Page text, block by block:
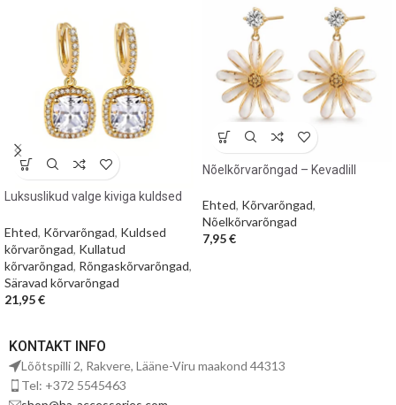
Luksuslikud valge kiviga kuldsed
Ehted, Kõrvarõngad, Kuldsed
kõrvarõngad, Kullatud
kõrvarõngad, Rõngaskõrvarõngad,
Säravad kõrvarõngad
21,95€
Nõelkõrvarõngad – Kevadlill
Ehted, Kõrvarõngad,
Nõelkõrvarõngad
7,95€
KONTAKT INFO
Lõõtspilli 2, Rakvere, Lääne-Viru maakond 44313
Tel: +372 5545463